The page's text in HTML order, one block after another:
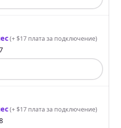
(+ $17 плата за подключение)
(+ $17 плата за подключение)